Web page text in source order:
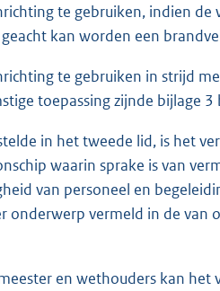
te gebruiken, indien
kan worden een
te gebruiken in strijd
toepassing zijnde bijlage
in het tweede lid, is het
waarin sprake is van
van personeel en
onderwerp vermeld in de
en wethouders kan